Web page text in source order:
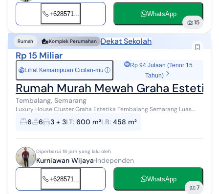
+628571... WhatsApp
15
Rumah Komplek Perumahan Dekat Sekolah
Rp 15 Miliar
Rp Lihat Kemampuan Cicilan-mu ⓘ
Rp 94 Jutaan (Tenor 15
Tahun)
Rumah Murah Mewah Graha
Tembalang, Semarang
Luxury House Cluster Graha Estetika Tembalang Semarang Luas
Tanah 600 m² Luas Bangunan 458 m² Kamar Tidur 6 Kamar Mandi 6
Air Sumur Artetis Listr...
6 6 3 + 3LT: 600 m²LB: 458 m²
Diperbarui 18 jam yang lalu oleh
Kurniawan Wijaya Independen
+628571... WhatsApp
7